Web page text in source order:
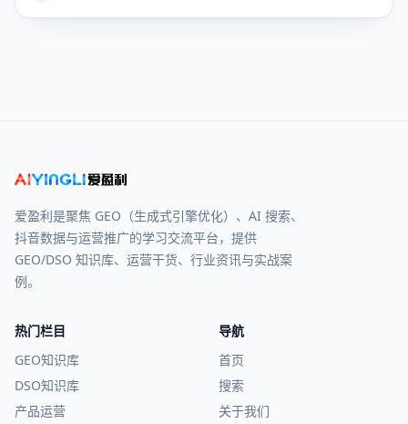
爱盈利是聚焦 GEO（生成式引擎优化）、AI 搜索、
抖音数据与运营推广的学习交流平台，提供
GEO/DSO 知识库、运营干货、行业资讯与实战案
例。
热门栏目
GEO知识库
DSO知识库
产品运营
导航
首页
搜索
关于我们